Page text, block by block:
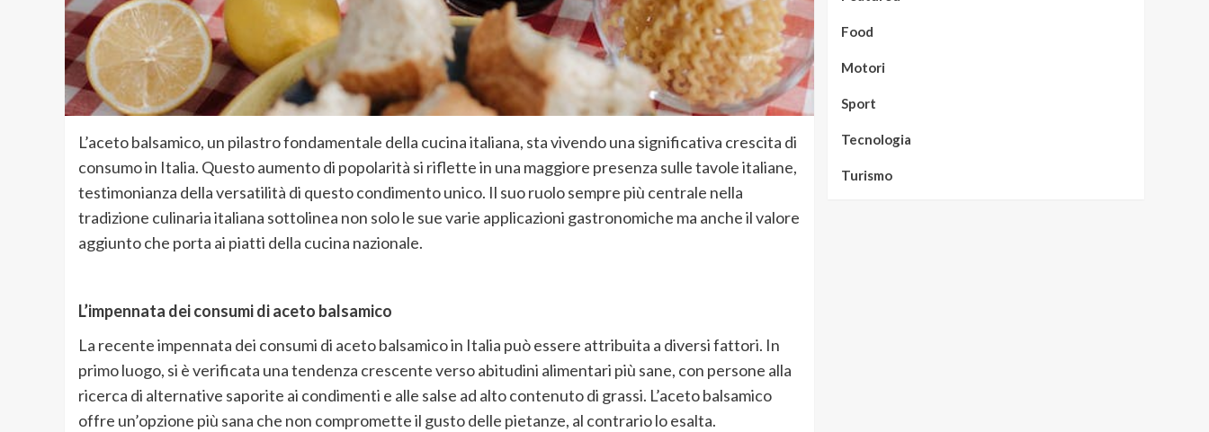
L’aceto balsamico, un pilastro fondamentale della cucina italiana, sta vivendo una significativa crescita di
consumo in Italia. Questo aumento di popolarità si riflette in una maggiore presenza sulle tavole italiane,
testimonianza della versatilità di questo condimento unico. Il suo ruolo sempre più centrale nella
tradizione culinaria italiana sottolinea non solo le sue varie applicazioni gastronomiche ma anche ilvalore
aggiunto che porta ai piatti della cucina nazionale.
L’impennata dei consumi di aceto balsamico
La recente impennata dei consumi di aceto balsamico in Italia può essere attribuita a diversi fattori. In
primo luogo, si è verificata unatendenza crescente verso abitudini alimentari più sane, con persone alla
ricerca di alternative saporite ai condimenti e alle salse ad alto contenuto di grassi. L’aceto balsamico
offre un’opzione più sana che non compromette il gusto delle pietanze, al contrario lo esalta.
Food
Motori
Sport
Tecnologia
Turismo